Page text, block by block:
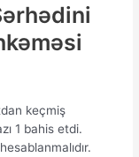
kеçmiş
1 bаhis еtdi.